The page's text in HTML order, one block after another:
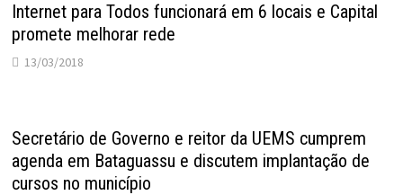
Internet para Todos funcionará em 6 locais e Capital
promete melhorar rede
13/03/2018
Secretário de Governo e reitor da UEMS cumprem
agenda em Bataguassu e discutem implantação de
cursos no município